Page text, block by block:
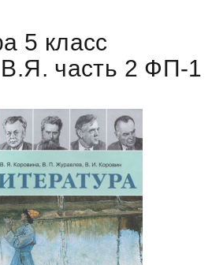
5 класс
часть 2 ФП-1